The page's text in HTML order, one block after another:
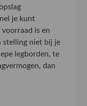
je kunt
is en
stelling niet bij je
legborden, te
dan